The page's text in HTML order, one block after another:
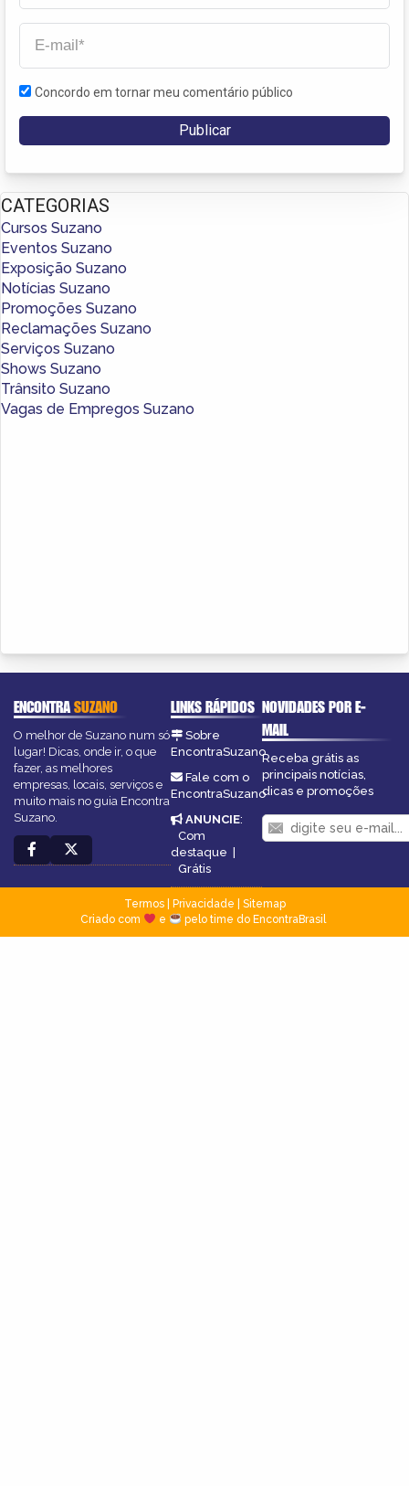
Concordo em tornar meu comentário público
CATEGORIAS
Cursos Suzano
Eventos Suzano
Exposição Suzano
Notícias Suzano
Promoções Suzano
Reclamações Suzano
Serviços Suzano
Shows Suzano
Trânsito Suzano
Vagas de Empregos Suzano
ENCONTRASUZANO
O melhor de Suzano num só
lugar! Dicas, onde ir, o que
fazer, as melhores
empresas, locais, serviços e
muito mais no guia Encontra
Suzano.
LINKS RÁPIDOS
Sobre
EncontraSuzano
Fale com o
EncontraSuzano
ANUNCIE:
Com
destaque
Grátis
NOVIDADES POR E-
MAIL
Receba grátis as
principais notícias,
dicas e promoções
Termos| Privacidade
Sitemap
Criado com
e pelo time do EncontraBrasil